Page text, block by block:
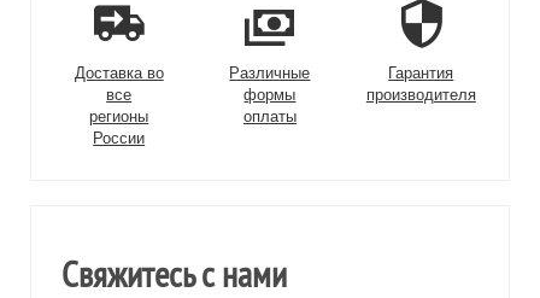
Доставка во
все
регионы
России
Различные
формы
оплаты
Гарантия
производителя
Свяжитесь с нами